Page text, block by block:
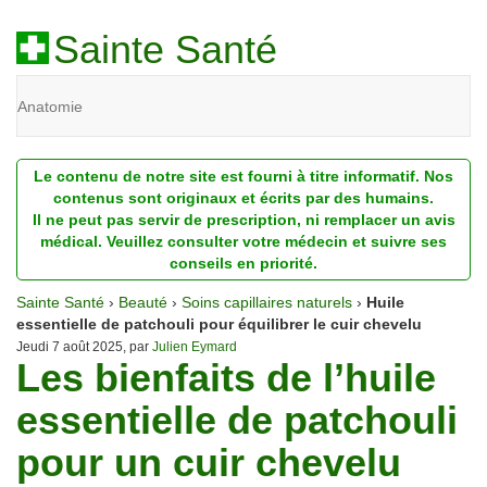
Sainte Santé
Anatomie
Diagnostic
Dossiers
Homéopathie
Nutrition
Pathologie
Psychologie
Recherches
Le contenu de notre site est fourni à titre informatif. Nos
contenus sont originaux et écrits par des humains.
Il ne peut pas servir de prescription, ni remplacer un avis
médical. Veuillez consulter votre médecin et suivre ses
conseils en priorité.
Sainte Santé › Beauté › Soins capillaires naturels › Huile
essentielle de patchouli pour équilibrer le cuir chevelu
Jeudi 7 août 2025, par Julien Eymard
Les bienfaits de l’huile
essentielle de patchouli
pour un cuir chevelu